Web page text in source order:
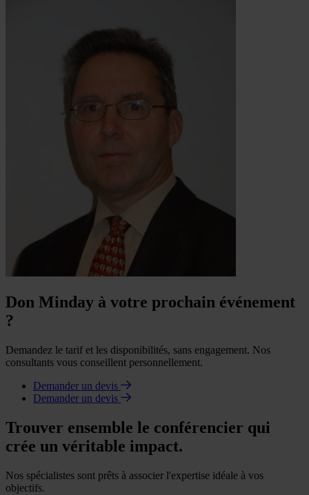
Don Minday à votre prochain événement
?
Demandez le tarif et les disponibilités, sans engagement. Nos
consultants vous conseillent personnellement.
Demander un devis
Demander un devis
Trouver ensemble le conférencier qui
crée un véritable impact.
Nos spécialistes sont prêts à associer l'expertise idéale à vos
objectifs.